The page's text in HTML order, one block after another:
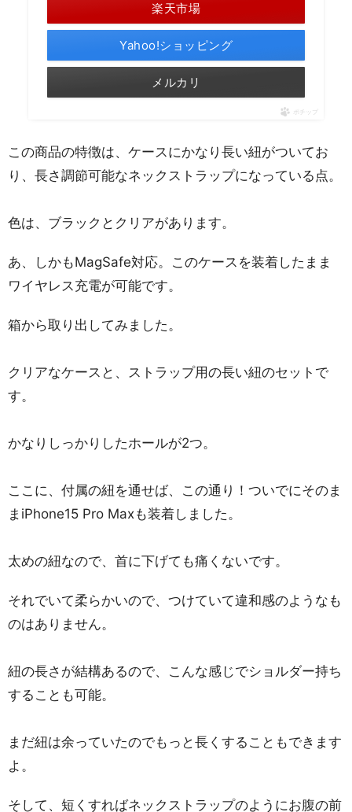
楽天市場
Yahoo!ショッピング
メルカリ
ポチップ
この商品の特徴は、ケースにかなり長い紐がついてお
り、長さ調節可能なネックストラップになっている点。
色は、ブラックとクリアがあります。
あ、しかもMagSafe対応。このケースを装着したまま
ワイヤレス充電が可能です。
箱から取り出してみました。
クリアなケースと、ストラップ用の長い紐のセットで
す。
かなりしっかりしたホールが2つ。
ここに、付属の紐を通せば、この通り！ついでにそのま
まiPhone15 Pro Maxも装着しました。
太めの紐なので、首に下げても痛くないです。
それでいて柔らかいので、つけていて違和感のようなも
のはありません。
紐の長さが結構あるので、こんな感じでショルダー持ち
することも可能。
まだ紐は余っていたのでもっと長くすることもできます
よ。
そして、短くすればネックストラップのようにお腹の前